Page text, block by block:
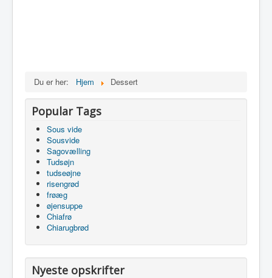
Du er her: Hjem Dessert
Popular Tags
Sous vide
Sousvide
Sagovælling
Tudsøjn
tudseøjne
risengrød
frøæg
øjensuppe
Chiafrø
Chiarugbrød
Nyeste opskrifter